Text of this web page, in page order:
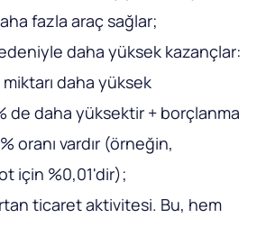
fazla araç sağlar;
daha yüksek kazançlar:
miktarı daha yüksek
de daha yüksektir + borçlanma
oranı vardır (örneğin,
için %0,01'dir);
ticaret aktivitesi. Bu, hem